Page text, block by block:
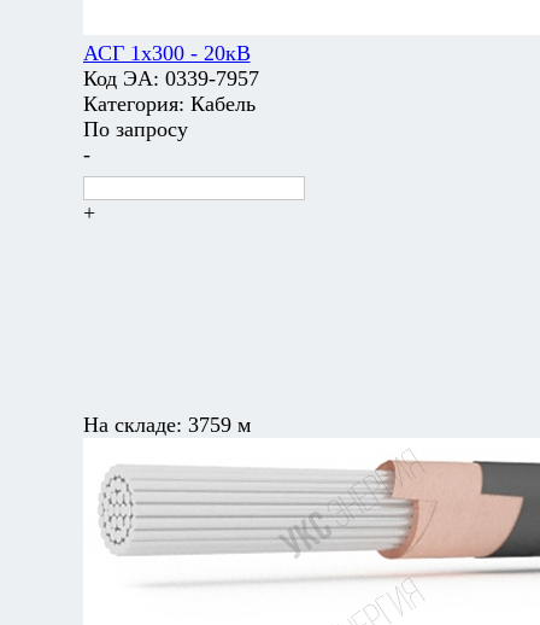
АСГ 1х300 - 20кВ
Код ЭА: 0339-7957
Категория: Кабель
По запросу
-
+
На складе: 3759 м